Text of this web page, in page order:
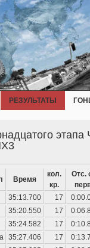
РЕЗУЛЬТАТЫ
Время
кол.
кр.
Отс.
35:13.700 17
35:20.550 17
35:24.582 17
35:27.406 17